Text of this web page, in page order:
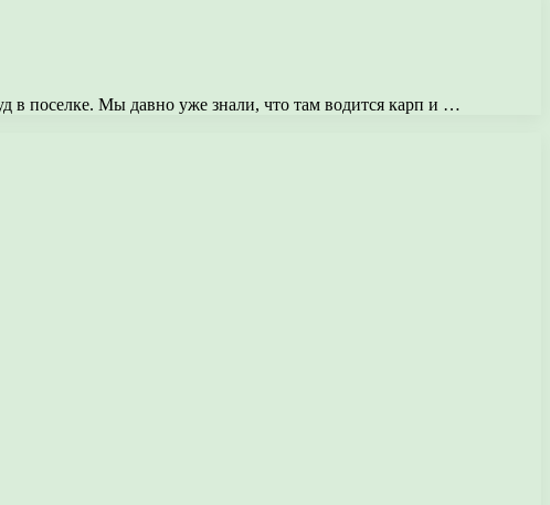
в поселке. Мы давно уже знали, что там водится карп и …